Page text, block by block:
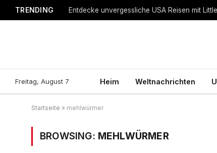
TRENDING Entdecke unvergessliche USA Reisen mit
Freitag, August 7 Heim Weltnachrichten
Startseite » mehlwürmer
BROWSING: MEHLWÜRMER